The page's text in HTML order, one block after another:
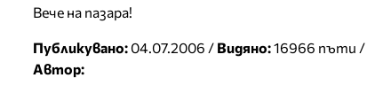
Вече на пазара!
Публикувано: 04.07.2006 / Видяно:16966 пъти /
Автор: